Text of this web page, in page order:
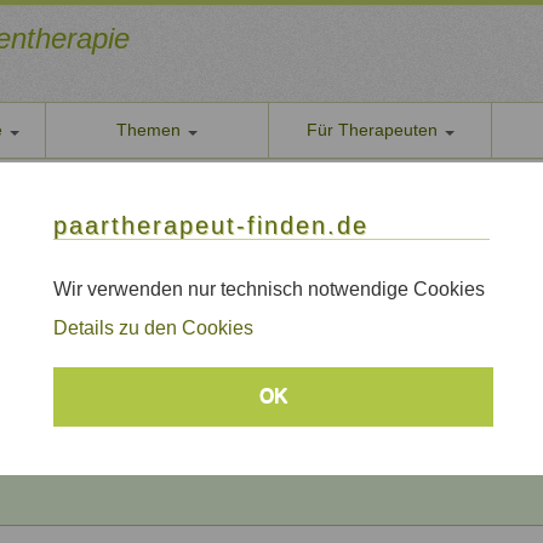
paartherapeut-finden.de
Wir verwenden nur technisch notwendige Cookies
Details zu den Cookies
OK
Themen Für Therapeuten
Wir
Themen Qualität
/ Paartherapie Langen (Hessen)
Paartherapie Langen (Hessen)
Beratungsthemen